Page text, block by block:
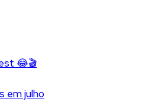
😂🎬
em julho